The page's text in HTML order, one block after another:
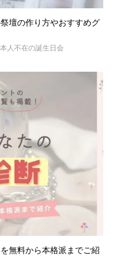
壇の作り方やおすすめグ
本人不在の誕生日会
無料から本格派までご紹